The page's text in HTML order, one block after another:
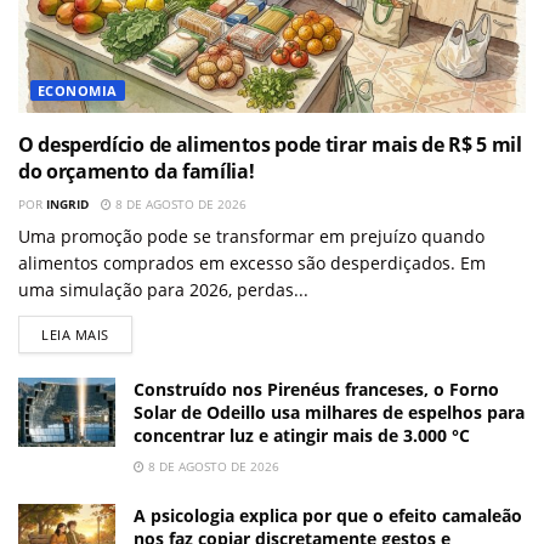
ECONOMIA
O desperdício de alimentos pode tirar mais de R$ 5 mil
do orçamento da família!
POR INGRID 8 DE AGOSTO DE 2026
Uma promoção pode se transformar em prejuízo quando
alimentos comprados em excesso são desperdiçados. Em
uma simulação para 2026, perdas...
LEIA MAIS
Construído nos Pirenéus franceses, o Forno
Solar de Odeillo usa milhares de espelhos para
concentrar luz e atingir mais de 3.000 °C
8 DE AGOSTO DE 2026
A psicologia explica por que o efeito camaleão
nos faz copiar discretamente gestos e